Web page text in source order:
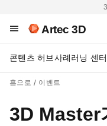
Artec 3D
콘텐츠 허브사례러닝 센터
홈으로 이벤트
3D Master